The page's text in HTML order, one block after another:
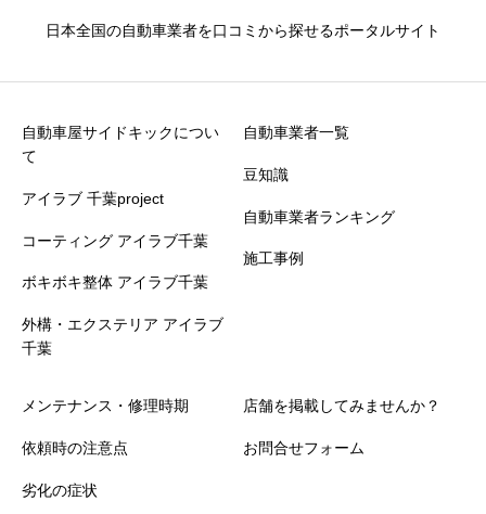
日本全国の自動車業者を口コミから探せるポータルサイト
自動車屋サイドキックについ
て
アイラブ 千葉project
コーティング アイラブ千葉
ボキボキ整体 アイラブ千葉
外構・エクステリア アイラブ
千葉
自動車業者一覧
豆知識
自動車業者ランキング
施工事例
メンテナンス・修理時期
依頼時の注意点
劣化の症状
店舗を掲載してみませんか？
お問合せフォーム